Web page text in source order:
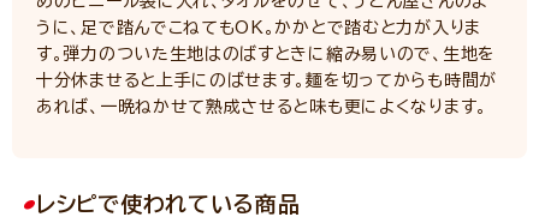
うに、足で踏んでこねてもOK。かかとで踏むと力が入りま
す。弾力のついた生地はのばすときに縮み易いので、生地を
十分休ませると上手にのばせます。麺を切ってからも時間が
あれば、一晩ねかせて熟成させると味も更によくなります。
レシピで使われている商品